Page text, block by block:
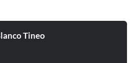
Tineo